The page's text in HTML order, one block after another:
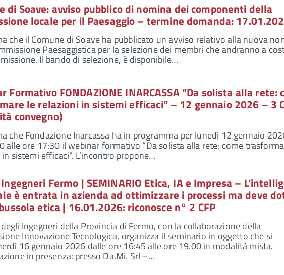
di Soave: avviso pubblico di nomina dei componenti della
locale per il Paesaggio – termine domanda:
che il Comune di Soave ha pubblicato un avviso relativo alla nuova
Paesaggistica per la selezione dei membri che andranno a
Il bando di selezione, è disponibile…
Formativo FONDAZIONE INARCASSA “Da solista alla rete:
le relazioni in sistemi efficaci” – 12 gennaio 2026 – 3
convegno)
che Fondazione Inarcassa ha in programma per lunedì 12 gennaio
alle ore 17:30 il webinar formativo “Da solista alla rete: come
sistemi efficaci”. L’incontro propone…
Fermo | SEMINARIO Etica, IA e Impresa –
è entrata in azienda ad ottimizzare i processi ma deve
etica | 16.01.2026: riconosce n° 2 CFP
degli Ingegneri della Provincia di Fermo, con la collaborazione della
Innovazione Tecnologica, organizza il seminario in oggetto che si
16 gennaio 2026 dalle ore 16:45 alle ore 19.00 in modalità mista.
in presenza: presso Da.Mi. Srl –…